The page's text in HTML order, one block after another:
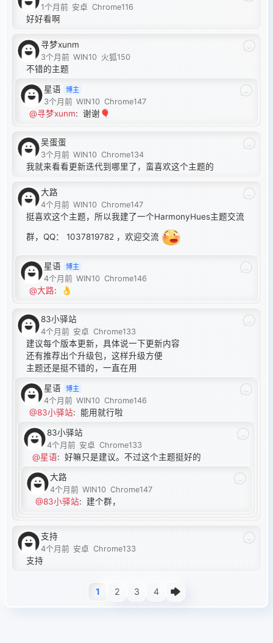
1个月前 安卓 Chrome116
好好看啊
寻梦xunm
3个月前 WIN10 火狐150
不错的主题
星语 博主
3个月前 WIN10 Chrome147
@寻梦xunm: 谢谢🎈
吴蛋蛋
3个月前 WIN10 Chrome134
我就来看看更新迭代到哪里了，蛮喜欢这个主题的
大路
4个月前 WIN10 Chrome147
挺喜欢这个主题，所以我建了一个HarmonyHues主题交流
群，QQ： 1037819782 ，欢迎交流
星语 博主
4个月前 WIN10 Chrome146
@大路: 👌
83小驿站
4个月前 安卓 Chrome133
建议每个版本更新，具体说一下更新内容
还有推荐出个升级包，这样升级方便
主题还是挺不错的，一直在用
星语 博主
4个月前 WIN10 Chrome146
@83小驿站: 能用就行啦
83小驿站
4个月前 安卓 Chrome133
@星语: 好嘛只是建议。不过这个主题挺好的
大路
4个月前 WIN10 Chrome147
@83小驿站: 建个群，
支持
4个月前 安卓 Chrome133
支持
1 2 3 4